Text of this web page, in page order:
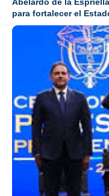
para fortalecer el